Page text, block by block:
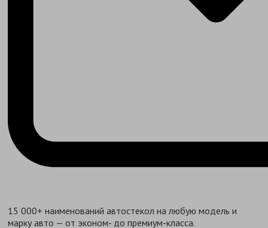
15 000+ наименований автостекол на любую модель и
марку авто — от эконом- до премиум-класса.